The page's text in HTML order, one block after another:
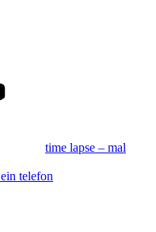
time lapse – mal
telefon